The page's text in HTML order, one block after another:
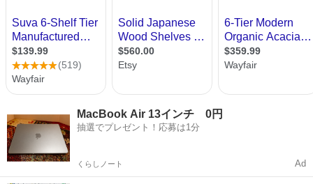
MacBook Air 13インチ 0円
抽選でプレゼント！応募は1分
くらしノート Ad